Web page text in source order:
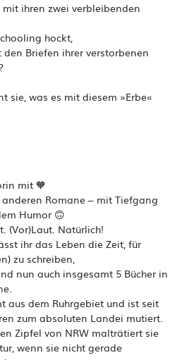
ihren zwei verbleibenden
hockt,
Briefen ihrer verstorbenen
sie, was es mit diesem »Erbe«
mit 🧡
Romane – mit Tiefgang
Humor 🙃
(Vor)Laut. Natürlich!
ihr das Leben die Zeit, für
zu schreiben,
nun auch insgesamt 5 Bücher in
aus dem Ruhrgebiet und ist seit
zum absoluten Landei mutiert.
Zipfel von NRW malträtiert sie
wenn sie nicht gerade